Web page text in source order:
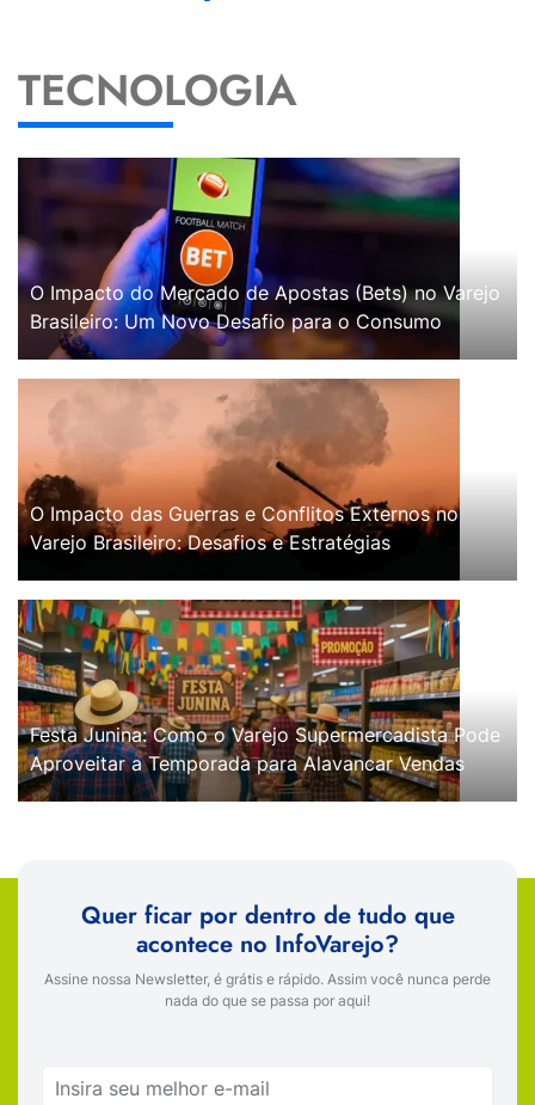
TECNOLOGIA
O Impacto do Mercado de Apostas (Bets) no Varejo
Brasileiro: Um Novo Desafio para o Consumo
O Impacto das Guerras e Conflitos Externos no
Varejo Brasileiro: Desafios e Estratégias
Festa Junina: Como o Varejo Supermercadista Pode
Aproveitar a Temporada para Alavancar Vendas
Quer ficar por dentro de tudo que
acontece no InfoVarejo?
Assine nossa Newsletter, é grátis e rápido. Assim você nunca perde
nada do que se passa por aqui!